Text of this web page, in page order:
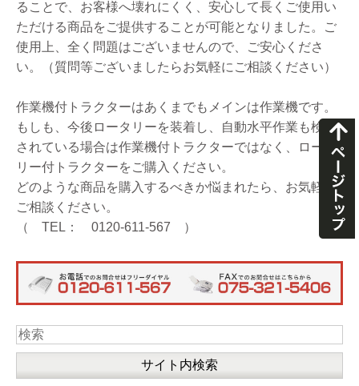
ることで、お客様へ壊れにくく、安心して長くご使用い
ただける商品をご提供することが可能となりました。ご
使用上、全く問題はございませんので、ご安心くださ
い。（質問等ございましたらお気軽にご相談ください）
作業機付トラクターはあくまでもメインは作業機です。
もしも、今後ロータリーを装着し、自動水平作業も検討
されている場合は作業機付トラクターではなく、ロータ
リー付トラクターをご購入ください。
どのような商品を購入するべきか悩まれたら、お気軽に
ご相談ください。
（ TEL： 0120-611-567 ）